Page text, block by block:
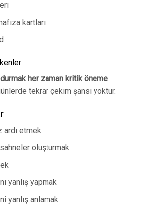
kartları
her zaman kritik öneme
tekrar çekim şansı yoktur.
ardı etmek
oluşturmak
yanlış yapmak
yanlış anlamak